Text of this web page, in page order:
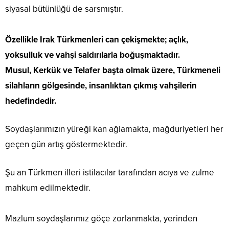
siyasal bütünlüğü de sarsmıştır.
Özellikle Irak Türkmenleri can çekişmekte; açlık,
yoksulluk ve vahşi saldırılarla boğuşmaktadır.
Musul, Kerkük ve Telafer başta olmak üzere, Türkmeneli
silahların gölgesinde, insanlıktan çıkmış vahşilerin
hedefindedir.
Soydaşlarımızın yüreği kan ağlamakta, mağduriyetleri her
geçen gün artış göstermektedir.
Şu an Türkmen illeri istilacılar tarafından acıya ve zulme
mahkum edilmektedir.
Mazlum soydaşlarımız göçe zorlanmakta, yerinden